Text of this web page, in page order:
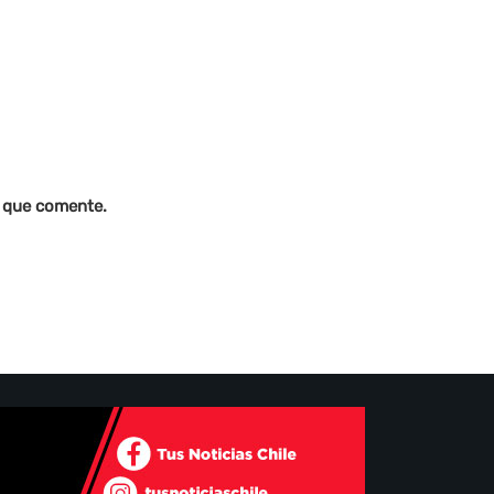
comente.